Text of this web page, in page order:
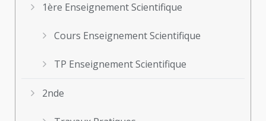
1ère Enseignement Scientifique
Cours Enseignement Scientifique
TP Enseignement Scientifique
2nde